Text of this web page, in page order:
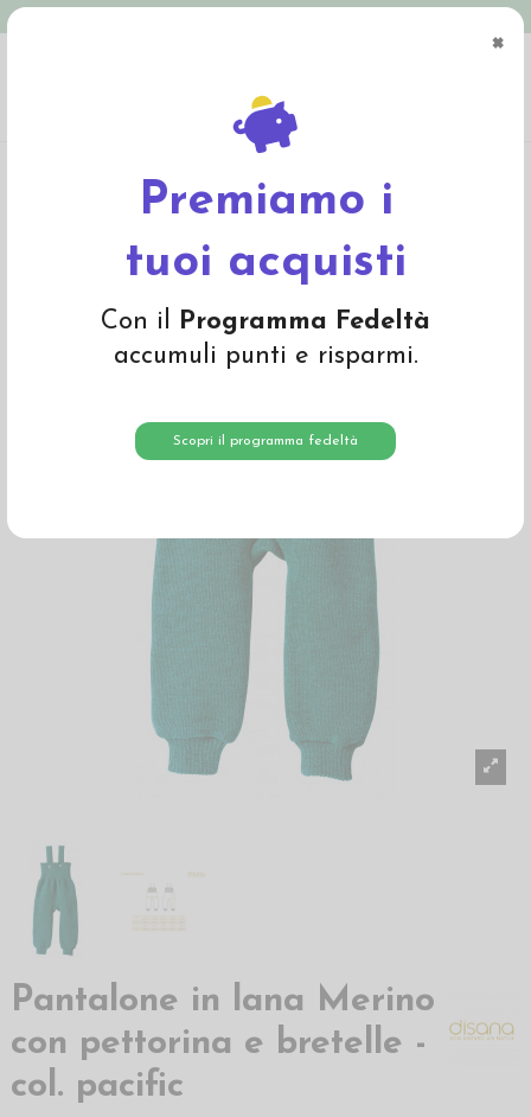
×
Premiamo i
tuoi acquisti
Con il Programma Fedeltà
accumuli punti e risparmi.
Scopri il programma fedeltà
Merino con pettorina e bretelle -col. pacific
Pantalone in lana Merino
con pettorina e bretelle -
col. pacific